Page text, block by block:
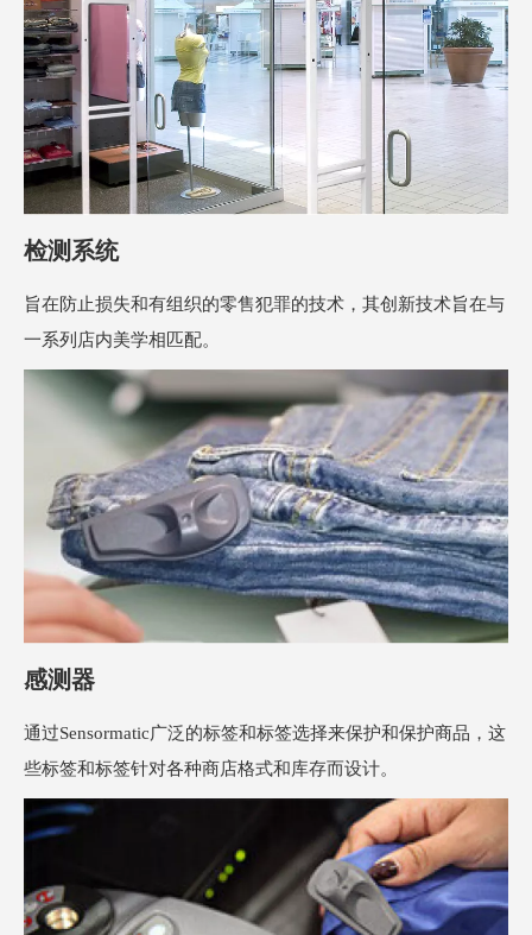
检测系统
旨在防止损失和有组织的零售犯罪的技术，其创新技术旨在与
一系列店内美学相匹配。
感测器
通过Sensormatic广泛的标签和标签选择来保护和保护商品，这
些标签和标签针对各种商店格式和库存而设计。